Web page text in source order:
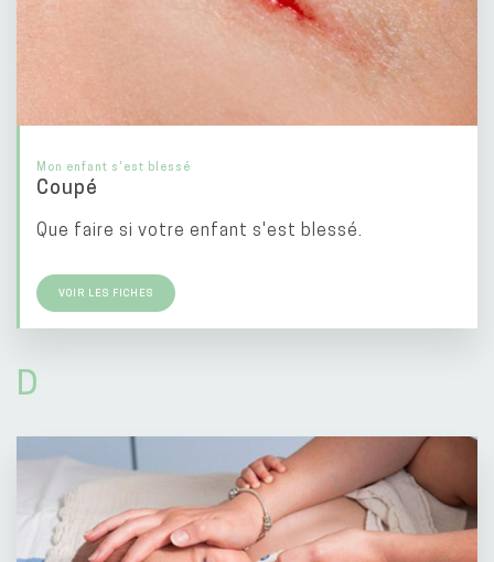
Mon enfant s'est blessé
Coupé
Que faire si votre enfant s'est blessé.
VOIR LES FICHES
D